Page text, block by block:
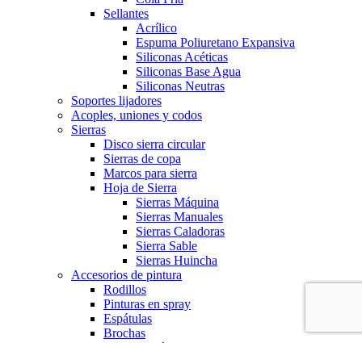
Sellantes
Acrílico
Espuma Poliuretano Expansiva
Siliconas Acéticas
Siliconas Base Agua
Siliconas Neutras
Soportes lijadores
Acoples, uniones y codos
Sierras
Disco sierra circular
Sierras de copa
Marcos para sierra
Hoja de Sierra
Sierras Máquina
Sierras Manuales
Sierras Caladoras
Sierra Sable
Sierras Huincha
Accesorios de pintura
Rodillos
Pinturas en spray
Espátulas
Brochas